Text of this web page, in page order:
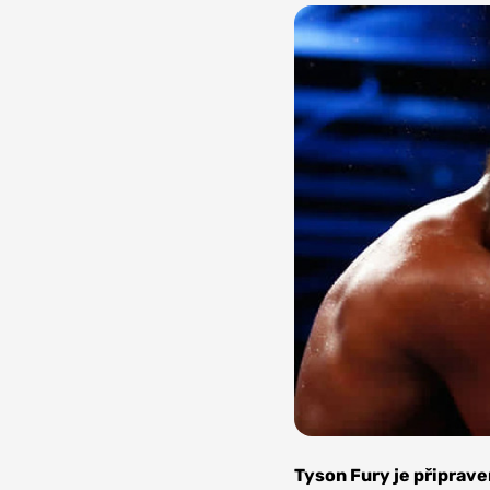
Flickr,
Tyson Fury je